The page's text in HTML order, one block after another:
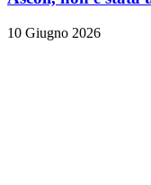
10 Giugno 2026